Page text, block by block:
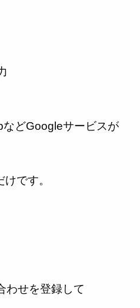
どGoogleサービスが
です。
わせを登録して